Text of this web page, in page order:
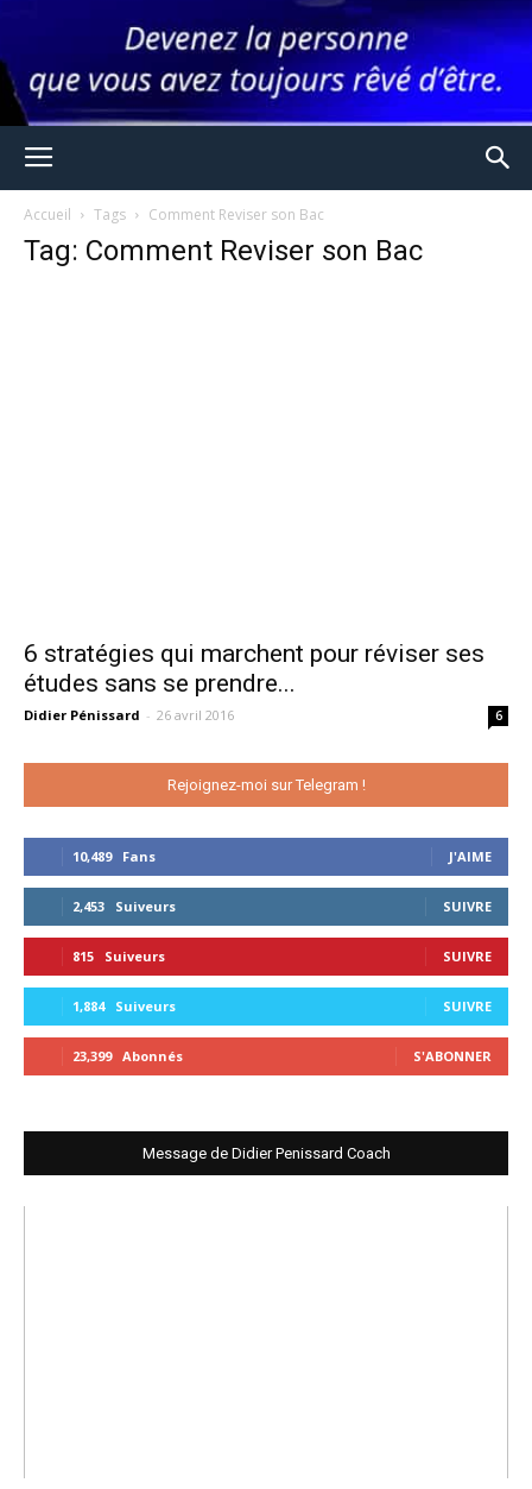
Accueil Tags Comment Reviser son Bac
Tag: Comment Reviser son Bac
6 stratégies qui marchent pour réviser ses
études sans se prendre...
Didier Pénissard - 26 avril 2016 6
Rejoignez-moi sur Telegram !
10,489 Fans J'AIME
2,453 Suiveurs SUIVRE
815 Suiveurs SUIVRE
1,884 Suiveurs SUIVRE
23,399 Abonnés S'ABONNER
Message de Didier Penissard Coach